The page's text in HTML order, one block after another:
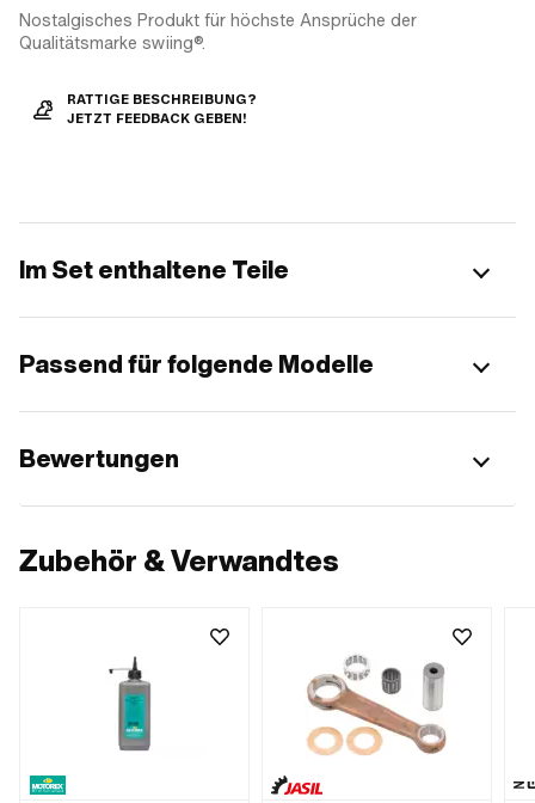
Nostalgisches Produkt für höchste Ansprüche der
Qualitätsmarke swiing®.
RATTIGE BESCHREIBUNG?
JETZT FEEDBACK GEBEN!
Im Set enthaltene Teile
Passend für folgende Modelle
Bewertungen
Zubehör & Verwandtes